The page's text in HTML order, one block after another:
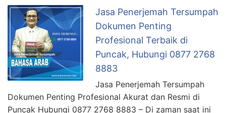
Jasa Penerjemah Tersumpah
Dokumen Penting
Profesional Terbaik di
Puncak, Hubungi 0877 2768
8883
Jasa Penerjemah Tersumpah
Dokumen Penting Profesional Akurat dan Resmi di
Puncak Hubungi 0877 2768 8883 – Di zaman saat ini